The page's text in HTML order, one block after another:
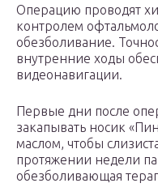
Операцию проводят
контролем
обезболивание.
внутренние ходы
видеонавигации.
Первые дни после
закапывать носик
маслом, чтобы
протяжении недели
обезболивающая